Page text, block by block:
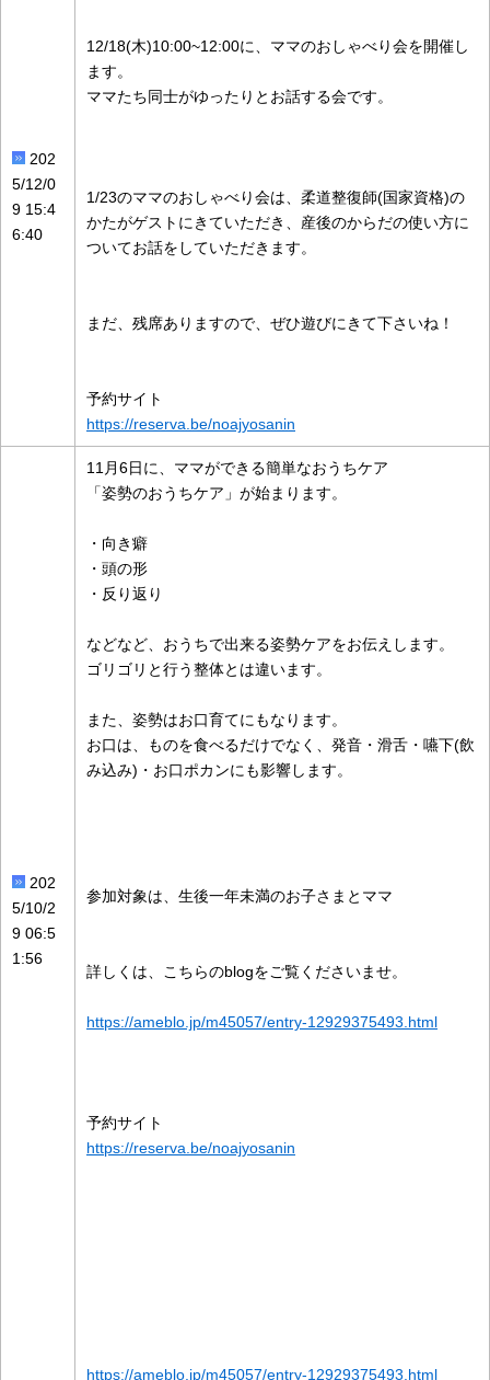
202
5/12/0
9 15:4
6:40
12/18(木)10:00~12:00に、ママのおしゃべり会を開催し
ます。
ママたち同士がゆったりとお話する会です。
1/23のママのおしゃべり会は、柔道整復師(国家資格)の
かたがゲストにきていただき、産後のからだの使い方に
ついてお話をしていただきます。
まだ、残席ありますので、ぜひ遊びにきて下さいね！
予約サイト
https://reserva.be/noajyosanin
202
5/10/2
9 06:5
1:56
11月6日に、ママができる簡単なおうちケア
「姿勢のおうちケア」が始まります。
・向き癖
・頭の形
・反り返り
などなど、おうちで出来る姿勢ケアをお伝えします。
ゴリゴリと行う整体とは違います。
また、姿勢はお口育てにもなります。
お口は、ものを食べるだけでなく、発音・滑舌・嚥下(飲
み込み)・お口ポカンにも影響します。
参加対象は、生後一年未満のお子さまとママ
詳しくは、こちらのblogをご覧くださいませ。
https://ameblo.jp/m45057/entry-12929375493.html
予約サイト
https://reserva.be/noajyosanin
https://ameblo.jp/m45057/entry-12929375493.html